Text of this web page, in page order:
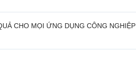
CHO MỌI ỨNG DỤNG CÔNG NGHIỆP